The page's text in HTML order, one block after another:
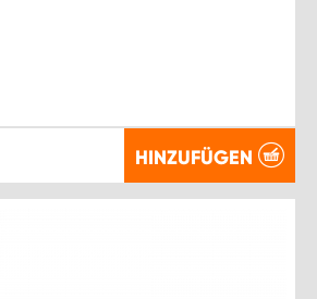
HINZUFÜGEN